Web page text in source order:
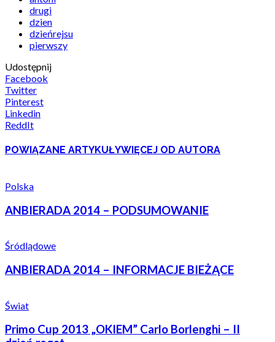
drugi
dzien
dzieńrejsu
pierwszy
Udostępnij
Facebook
Twitter
Pinterest
Linkedin
ReddIt
POWIĄZANE ARTYKUŁYWIĘCEJ OD AUTORA
Polska
ANBIERADA 2014 – PODSUMOWANIE
Śródlądowe
ANBIERADA 2014 – INFORMACJE BIEŻĄCE
Świat
Primo Cup 2013 „OKIEM” Carlo Borlenghi – II